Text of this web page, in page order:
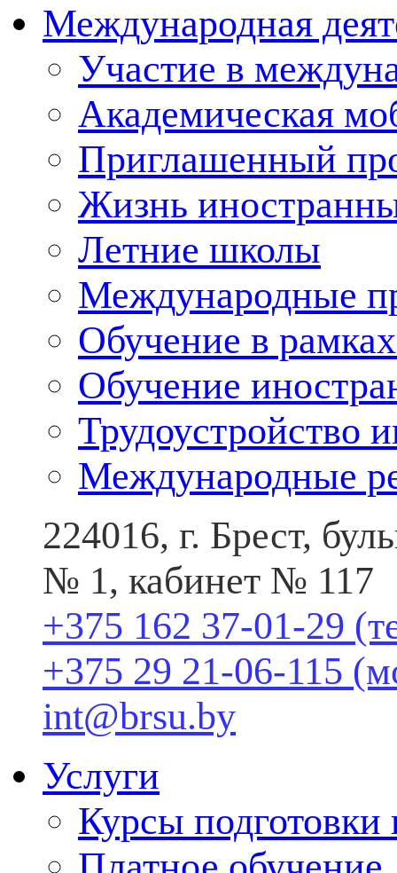
Международная
Участие в
Академическая
Приглашенный
Жизнь
Летние школы
Международные
Обучение в
Обучение
Трудоустройство
Международные
224016, г. Брест,
№ 1, кабинет № 117
+375 162 37-01-29
+375 29 21-06-115
int@brsu.by
Услуги
Курсы